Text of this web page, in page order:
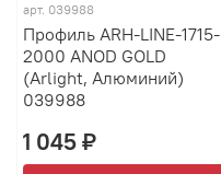
арт. 039988
Профиль ARH-LINE-1715-
2000 ANOD GOLD
(Arlight, Алюминий)
039988
1 045 ₽